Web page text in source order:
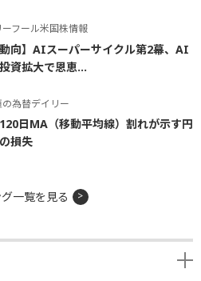
ーフール米国株情報
動向】AIスーパーサイクル第2幕、AI
資拡大で恩恵...
為替デイリー
120日MA（移動平均線）割れが示す円
損失
一覧を見る